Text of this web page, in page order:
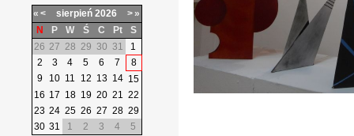
« < sierpień 2026 >»
N
P W Ś C Pt
S
26 27 28 29 30 31
1
2
3 4 5 6 7
8
9
10 11 12 13 14 15
16 17 18 19 20 21 22
23 24 25 26 27 28 29
30 31 1 2 3 4 5